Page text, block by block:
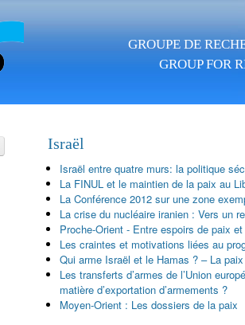
GROUPE DE
GROUP FOR
Israël
Israël entre quatre murs: la politique
La FINUL et le maintien de la paix au
La Conférence 2012 sur une zone
La crise du nucléaire iranien : Vers un
Proche-Orient - Entre espoirs de paix
Les craintes et motivations liées au
Qui arme Israël et le Hamas ? – La
Les transferts d’armes de l’Union
matière d’exportation d’armements ?
Moyen-Orient : Les dossiers de la paix